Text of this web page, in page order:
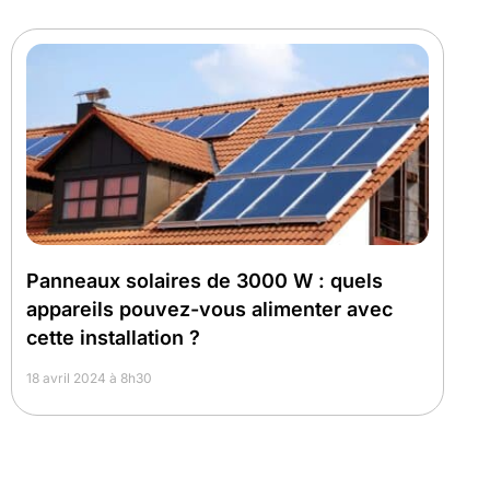
Panneaux solaires de 3000 W : quels
appareils pouvez-vous alimenter avec
cette installation ?
18 avril 2024 à 8h30